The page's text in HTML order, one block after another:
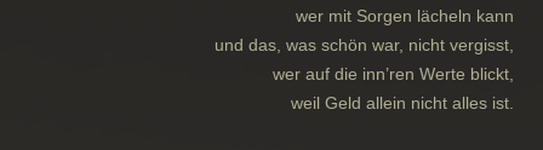
wer mit Sorgen lächeln kann
und das, was schön war, nicht vergisst,
wer auf die inn’ren Werte blickt,
weil Geld allein nicht alles ist.